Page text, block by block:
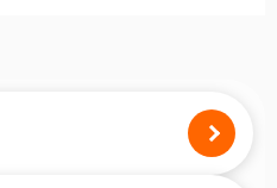
dans le choix des
de pneus quad pour les
et un descriptif complet du
choix de pneus quad pour